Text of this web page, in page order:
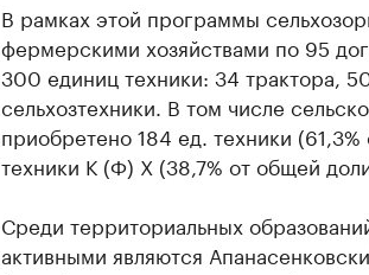
В рамках этой программы
фермерскими хозяйствами по 95
300 единиц техники: 34 трактора,
сельхозтехники. В том числе
приобретено 184 ед. техники
техники К (Ф) Х (38,7% от общей
Среди территориальных
активными являются